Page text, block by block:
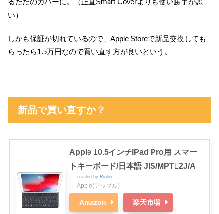
るただのカバーに。（正直Smart Coverよりも使い勝手が悪
い）
しかも保証が切れているので、Apple Storeで新品交換しても
らったら1.5万円なので買い直す方が良いという。
新品で買い直すか？
Apple 10.5インチiPad Pro用 スマー
トキーボード/日本語 JIS/MPTL2J/A
created by Rinker
Apple(アップル)
Amazon 楽天市場